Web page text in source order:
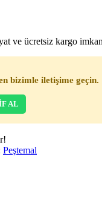
ve ücretsiz kargo
bizimle iletişime geçin.
AL
Peştemal